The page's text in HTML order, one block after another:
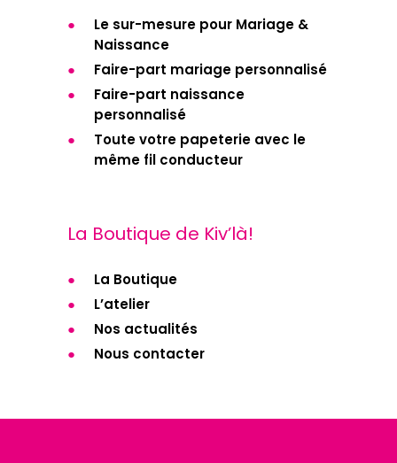
Le sur-mesure pour Mariage &
Naissance
Faire-part mariage personnalisé
Faire-part naissance
personnalisé
Toute votre papeterie avec le
même fil conducteur
La Boutique de Kiv’là!
La Boutique
L’atelier
Nos actualités
Nous contacter